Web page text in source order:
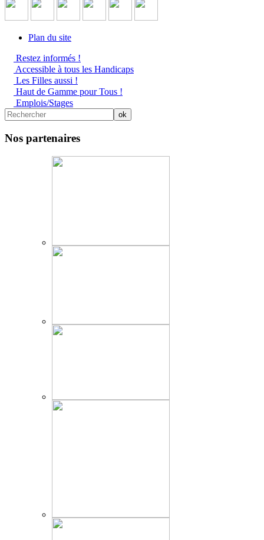
Plan du site
Restez informés !
Accessible à tous les Handicaps
Les Filles aussi !
Haut de Gamme pour Tous !
Emplois/Stages
Nos partenaires